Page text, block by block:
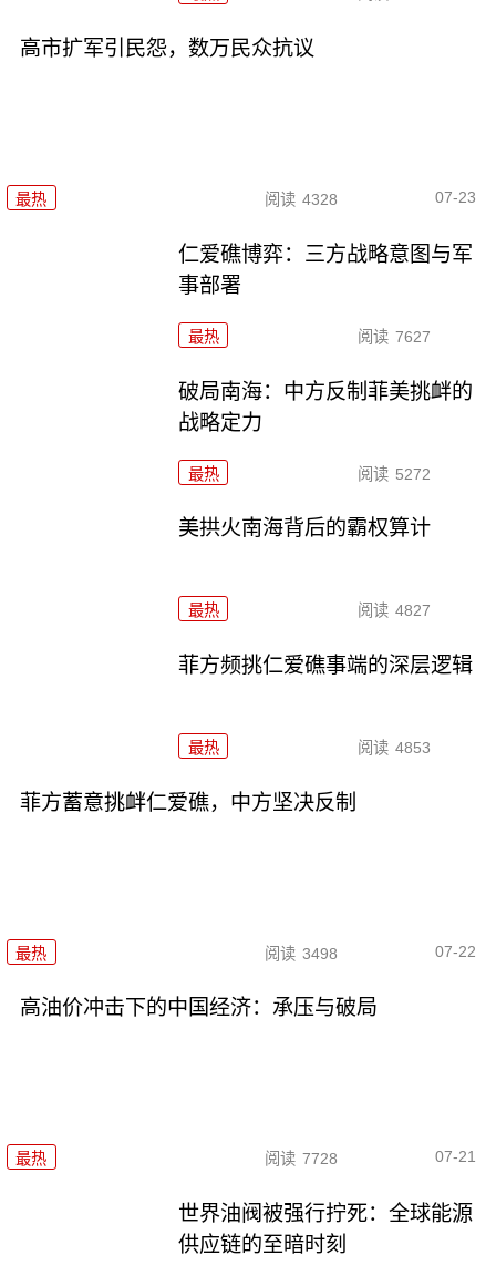
高市扩军引民怨，数万民众抗议
最热 阅读 4328 07-23
仁爱礁博弈：三方战略意图与军
事部署
最热 阅读 7627
破局南海：中方反制菲美挑衅的
战略定力
最热 阅读 5272
美拱火南海背后的霸权算计
最热 阅读 4827
菲方频挑仁爱礁事端的深层逻辑
最热 阅读 4853
菲方蓄意挑衅仁爱礁，中方坚决反制
最热 阅读 3498 07-22
高油价冲击下的中国经济：承压与破局
最热 阅读 7728 07-21
世界油阀被强行拧死：全球能源
供应链的至暗时刻